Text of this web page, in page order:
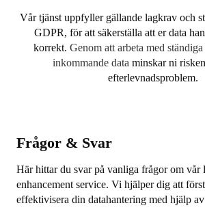
Vår tjänst uppfyller gällande lagkrav och
GDPR, för att säkerställa att er data
korrekt.Genom att arbeta med
inkommande dataminskar ni
efterlevnadsproblem.
Frågor & Svar
Här hittar du svar på vanliga frågor om vår
enhancement service. Vi hjälper dig att
effektivisera din datahantering med hjälp